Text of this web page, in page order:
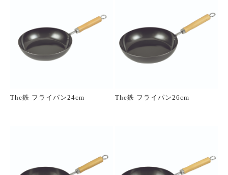
The鉄 フライパン24cm The鉄 フライパン26cm